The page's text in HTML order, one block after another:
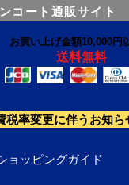
コート通販サイト
お買い上げ金額10,000円
送料無料
税率変更に伴うお知ら
ョッピングガイド